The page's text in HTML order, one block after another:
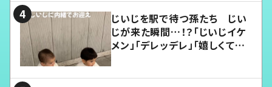
じいじを駅で待つ孫たち じい
じが来た瞬間…！？「じいじイケ
メン」「デレッデレ」「嬉しくて可